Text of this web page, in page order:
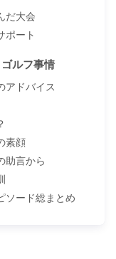
だ大会
ポート
ルフ事情
アドバイス
素顔
助言から
ソード総まとめ